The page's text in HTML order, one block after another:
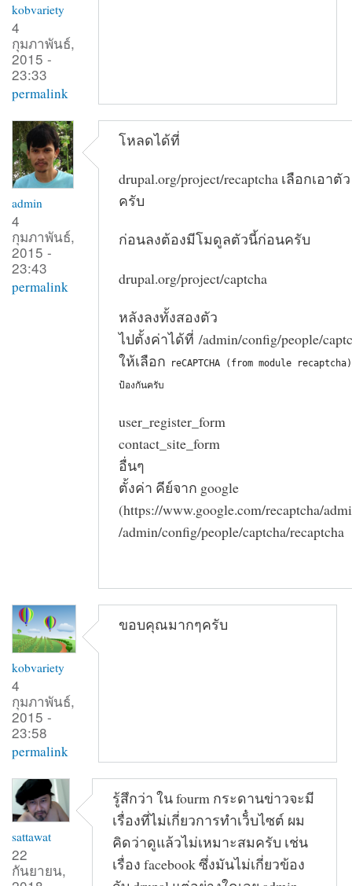
kobvariety
4
กุมภาพันธ์,
2015 -
23:33
permalink
admin
4
กุมภาพันธ์,
2015 -
23:43
permalink
โหลดได้ที่
drupal.org/project/recaptcha เลือกเอาตั
ครับ
ก่อนลงต้องมีโมดูลตัวนี้ก่อนครับ
drupal.org/project/captcha
หลังลงทั้งสองตัว
ไปตั้งค่าได้ที่ /admin/config/people/
ให้เลือก
reCAPTCHA (from module
ป้องกันครับ
user_register_form
contact_site_form
อื่นๆ
ตั้งค่า คีย์จาก google
(https://www.google.com/recaptcha/
/admin/config/people/captcha/recaptcha
kobvariety
4
กุมภาพันธ์,
2015 -
23:58
permalink
ขอบคุณมากๆครับ
sattawat
22
กันยายน,
รู้สึกว่า ใน fourm กระดานข่าวจะมี
เรื่องที่ไม่เกี่ยวการทำเว็๋บไซต์ ผม
คิดว่าดูแล้วไม่เหมาะสมครับ เช่น
เรื่อง facebook ซึ่งมันไม่เกี่ยวข้อง